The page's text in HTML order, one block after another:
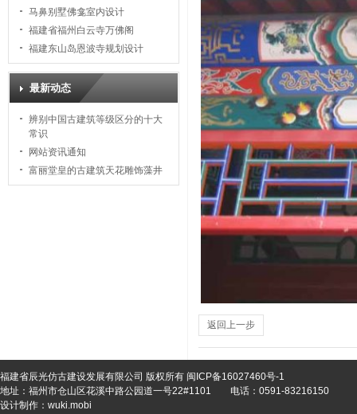
马鼻别墅佛龛室内设计
福建省福州白云寺万佛阁
福建东山岛恩波寺规划设计
最新动态
辨别中国古建筑等级区分的十大
常识
网站资讯通知
富丽堂皇的古建筑天花雕饰藻井
返回上一步
福建省辰光仿古建设发展有限公司 版权所有 闽ICP备16027460号-1
地址：福州市仓山区花溪中路公园道一号22#1101
电话：0591-83216150
设计制作： wuki.mobi